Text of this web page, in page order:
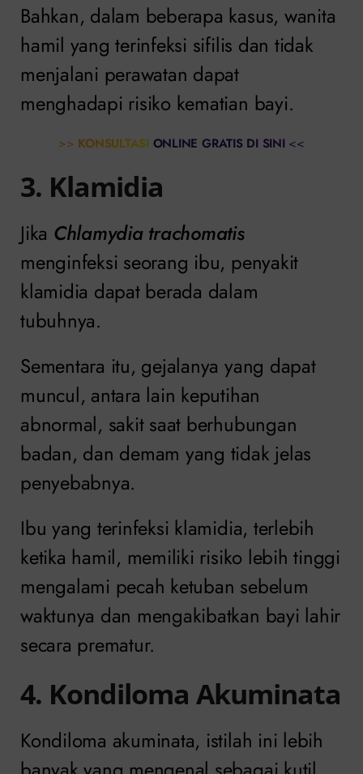
Bahkan, dalam beberapa kasus, wanita
hamil yang terinfeksi sifilis dan tidak
menjalani perawatan dapat
menghadapi risiko kematian bayi.
>> KONSULTASI ONLINE GRATIS DI SINI <<
3. Klamidia
Jika Chlamydia trachomatis
menginfeksi seorang ibu, penyakit
klamidia dapat berada dalam
tubuhnya.
Sementara itu, gejalanya yang dapat
muncul, antara lain keputihan
abnormal, sakit saat berhubungan
badan, dan demam yang tidak jelas
penyebabnya.
Ibu yang terinfeksi klamidia, terlebih
ketika hamil, memiliki risiko lebih tinggi
mengalami pecah ketuban sebelum
waktunya dan mengakibatkan bayi lahir
secara prematur.
4. Kondiloma Akuminata
Kondiloma akuminata, istilah ini lebih